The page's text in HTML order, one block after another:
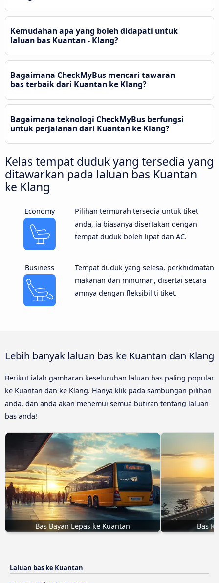
Kemudahan apa yang boleh didapati untuk
laluan bas Kuantan - Klang?
Bagaimana CheckMyBus mencari tawaran
bas terbaik dari Kuantan ke Klang?
Bagaimana teknologi CheckMyBus berfungsi
untuk perjalanan dari Kuantan ke Klang?
Kelas tempat duduk yang tersedia yang
ditawarkan pada laluan bas Kuantan
ke Klang
Economy
Pilihan termurah tersedia untuk tiket
anda, ia biasanya disertakan dengan
tempat duduk boleh lipat dan AC.
Business
Tempat duduk yang selesa, perkhidmatan
makanan dan minuman, disertai secara
amnya dengan fleksibiliti tiket.
Lebih banyak laluan bas ke Kuantan dan Klang
Berikut ialah gambaran keseluruhan laluan bas paling popular
ke Kuantan dan ke Klang. Hanya klik pada sambungan pilihan
anda, dan anda akan menemui semua butiran tentang laluan
bas anda!
Bas Bayan Lepas ke Kuantan Bas
Laluan bas ke Kuantan